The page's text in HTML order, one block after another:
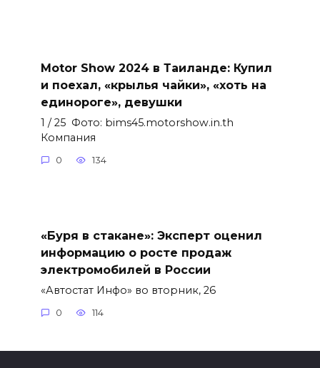
Motor Show 2024 в Таиланде: Купил
и поехал, «крылья чайки», «хоть на
единороге», девушки
1 / 25 Фото: bims45.motorshow.in.th
Компания
0 134
«Буря в стакане»: Эксперт оценил
информацию о росте продаж
электромобилей в России
«Автостат Инфо» во вторник, 26
0 114